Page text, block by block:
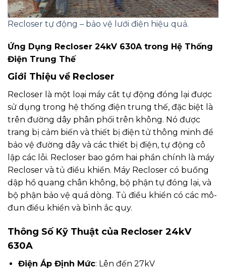
Recloser tự động – bảo vệ lưới điện hiệu quả.
Ứng Dụng Recloser 24kV 630A trong Hệ Thống
Điện Trung Thế
Giới Thiệu về Recloser
Recloser là một loại máy cắt tự động đóng lại được
sử dụng trong hệ thống điện trung thế, đặc biệt là
trên đường dây phân phối trên không. Nó được
trang bị cảm biến và thiết bị điện tử thông minh để
bảo vệ đường dây và các thiết bị điện, tự động cô
lập các lỗi. Recloser bao gồm hai phần chính là máy
Recloser và tủ điều khiển. Máy Recloser có buồng
dập hồ quang chân không, bộ phận tự đóng lại, và
bộ phận bảo vệ quá dòng. Tủ điều khiển có các mô-
đun điều khiển và bình ắc quy.
Thông Số Kỹ Thuật của Recloser 24kV
630A
Điện Áp Định Mức: Lên đến 27kV